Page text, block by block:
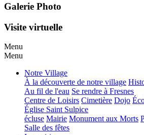
Galerie Photo
Visite virtuelle
Menu
Menu
Notre Village
À la découverte de notre village
Au fil de l'eau Se rendre à Fresnes
Centre de Loisirs Cimetière Dojo
Église Saint Sulpice
écluse Mairie Monument aux Morts
Salle des fêtes